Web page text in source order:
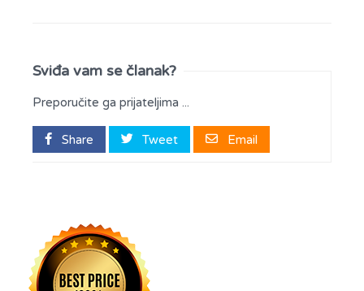
Sviđa vam se članak?
Preporučite ga prijateljima ...
Share Tweet Email